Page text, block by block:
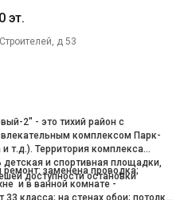
эт.
д 53
2" - это тихий район с
комплексом Парк-
т.д.). Территория комплекса
детская и спортивная площадки,
доступности остановки
ремонт: заменена проводка;
и в ванной комнате -
класса; на стенах обои; потолки